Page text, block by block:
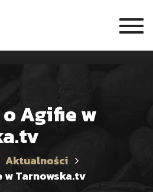
Agifie w
Aktualności
w Tarnowska.tv